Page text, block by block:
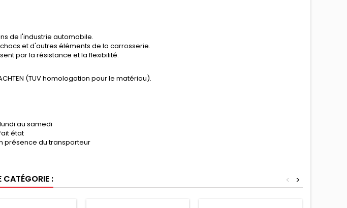
de l'industrie automobile.
et d'autres éléments de la carrosserie.
par la résistance et la flexibilité.
(TUV homologation pour le matériau).
au samedi
état
présence du transporteur
CATÉGORIE : >
<